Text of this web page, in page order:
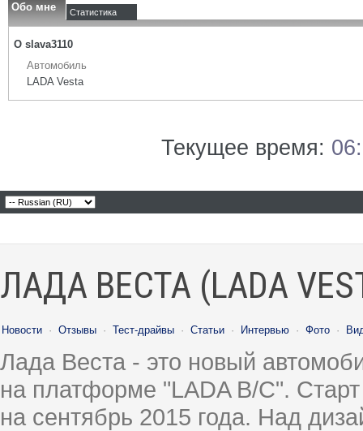
Обо мне Статистика
О slava3110
Автомобиль
LADA Vesta
Текущее время:
ЛАДА ВЕСТА (LADA
Новости · Отзывы · Тест-драйвы · Статьи · Интервью · Фото ·
Лада Веста - это новый
на платформе "LADA B/C".
на сентябрь 2015 года. Над